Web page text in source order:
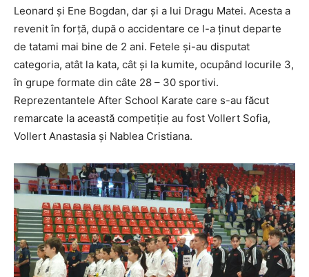
Leonard și Ene Bogdan, dar și a lui Dragu Matei. Acesta a
revenit în forță, după o accidentare ce l-a ținut departe
de tatami mai bine de 2 ani. Fetele și-au disputat
categoria, atât la kata, cât și la kumite, ocupând locurile 3,
în grupe formate din câte 28 – 30 sportivi.
Reprezentantele After School Karate care s-au făcut
remarcate la această competiție au fost Vollert Sofia,
Vollert Anastasia și Nablea Cristiana.